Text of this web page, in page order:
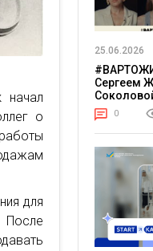
начал
о
для
После
25.06.2026
Сергеем
Тереном о
0